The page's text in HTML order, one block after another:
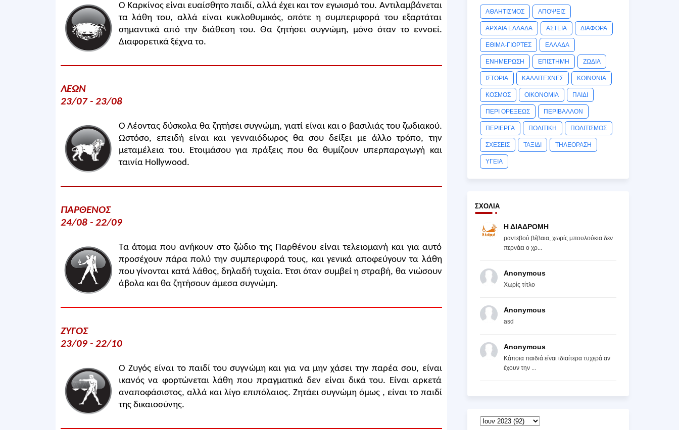
Ο Καρκίνος είναι ευαίσθητο παιδί, αλλά έχει και τον εγωισμό του. Αντιλαμβάνεται
τα λάθη του, αλλά είναι κυκλοθυμικός, οπότε η συμπεριφορά του εξαρτάται
σημαντικά από την διάθεση του. Θα ζητήσει συγνώμη, μόνο όταν το εννοεί.
Διαφορετικά ξέχνα το.
ΛΕΩΝ
23/07 - 23/08
Ο Λέοντας δύσκολα θα ζητήσει συγνώμη, γιατί είναι και ο βασιλιάς του ζωδιακού.
Ωστόσο, επειδή είναι και γενναιόδωρος θα σου δείξει με άλλο τρόπο, την
μεταμέλεια του. Ετοιμάσου για πράξεις που θα θυμίζουν υπερπαραγωγή και
ταινία Hollywood.
ΠΑΡΘΕΝΟΣ
24/08 - 22/09
Τα άτομα που ανήκουν στο ζώδιο της Παρθένου είναι τελειομανή και για αυτό
προσέχουν πάρα πολύ την συμπεριφορά τους, και γενικά αποφεύγουν τα λάθη
που γίνονται κατά λάθος, δηλαδή τυχαία. Έτσι όταν συμβεί η στραβή, θα νιώσουν
άβολα και θα ζητήσουν άμεσα συγνώμη.
ΖΥΓΟΣ
23/09 - 22/10
Ο Ζυγός είναι το παιδί του συγνώμη και για να μην χάσει την παρέα σου, είναι
ικανός να φορτώνεται λάθη που πραγματικά δεν είναι δικά του. Είναι αρκετά
αναποφάσιστος, αλλά και λίγο επιπόλαιος. Ζητάει συγνώμη όμως , είναι το παιδί
της δικαιοσύνης.
ΑΘΛΗΤΙΣΜΟΣ ΑΠΟΨΕΙΣ
ΑΡΧΑΙΑ ΕΛΛΑΔΑ ΑΣΤΕΙΑ ΔΙΑΦΟΡΑ
ΕΘΙΜΑ-ΓΙΟΡΤΕΣ ΕΛΛΑΔΑ
ΕΝΗΜΕΡΩΣΗ ΕΠΙΣΤΗΜΗ ΖΩΔΙΑ
ΙΣΤΟΡΙΑ ΚΑΛΛΙΤΕΧΝΕΣ ΚΟΙΝΩΝΙΑ
ΚΟΣΜΟΣ ΟΙΚΟΝΟΜΙΑ ΠΑΙΔΙ
ΠΕΡΙ ΟΡΕΞΕΩΣ ΠΕΡΙΒΑΛΛΟΝ
ΠΕΡΙΕΡΓΑ ΠΟΛΙΤΙΚΗ ΠΟΛΙΤΙΣΜΟΣ
ΣΧΕΣΕΙΣ ΤΑΞΙΔΙ ΤΗΛΕΟΡΑΣΗ
ΥΓΕΙΑ
ΣΧΌΛΙΑ
Η ΔΙΑΔΡΟΜΗ
ραντεβού βέβαια, χωρίς μπουλούκια δεν
περνάει ο χρ...
Anonymous
Χωρίς τίτλο
Anonymous
asd
Anonymous
Κάποια παιδιά είναι ιδιαίτερα τυχερά αν
έχουν την ...